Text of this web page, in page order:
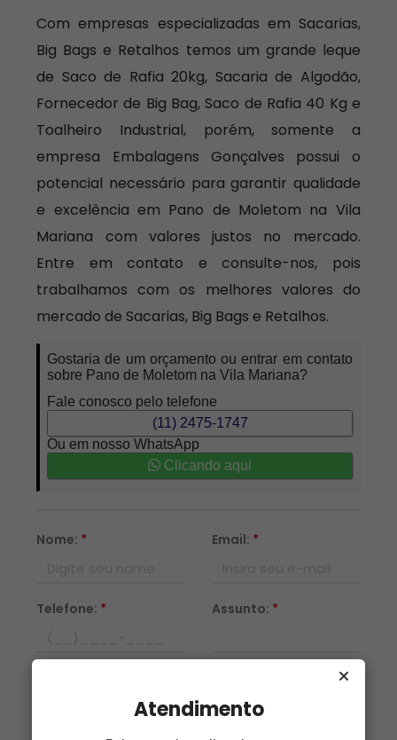
Atendimento
Com empresas especializadas em Sacarias,
Big Bags e Retalhos temos um grande leque
de Saco de Rafia 20kg, Sacaria de Algodão,
Fornecedor de Big Bag, Saco de Rafia 40 Kg e
Toalheiro Industrial, porém, somente a
empresa Embalagens Gonçalves possui o
potencial necessário para garantir qualidade
e excelência em Pano de Moletom na Vila
Mariana com valores justos no mercado.
Entre em contato e consulte-nos, pois
trabalhamos com os melhores valores do
mercado de Sacarias, Big Bags e Retalhos.
Gostaria de um orçamento ou entrar em contato
sobre Pano de Moletom na Vila Mariana?
Fale conosco pelo telefone
(11) 2475-1747
Ou em nosso WhatsApp
Clicando aqui
Nome: * Email: *
Telefone: * Assunto: *